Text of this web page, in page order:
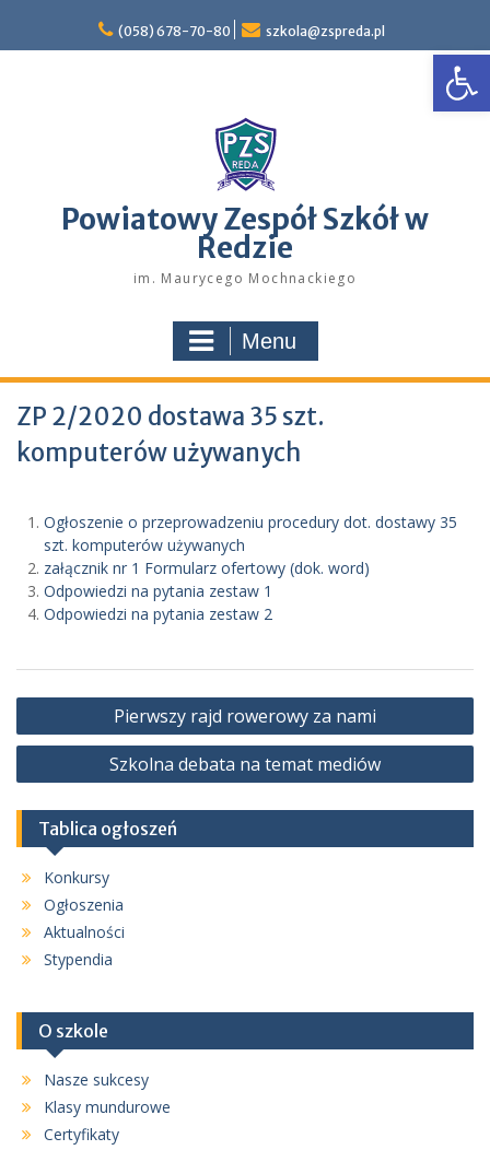
content
(058) 678-70-80 szkola@zspreda.pl
Powiatowy Zespół Szkół w
Redzie
im. Maurycego Mochnackiego
Menu
ZP 2/2020 dostawa 35 szt.
komputerów używanych
Ogłoszenie o przeprowadzeniu procedury dot. dostawy 35
szt. komputerów używanych
załącznik nr 1 Formularz ofertowy (dok. word)
Odpowiedzi na pytania zestaw 1
Odpowiedzi na pytania zestaw 2
Nawigacja
wpisu
Pierwszy rajd rowerowy za nami
Szkolna debata na temat mediów
Tablica ogłoszeń
Konkursy
Ogłoszenia
Aktualności
Stypendia
O szkole
Nasze sukcesy
Klasy mundurowe
Certyfikaty